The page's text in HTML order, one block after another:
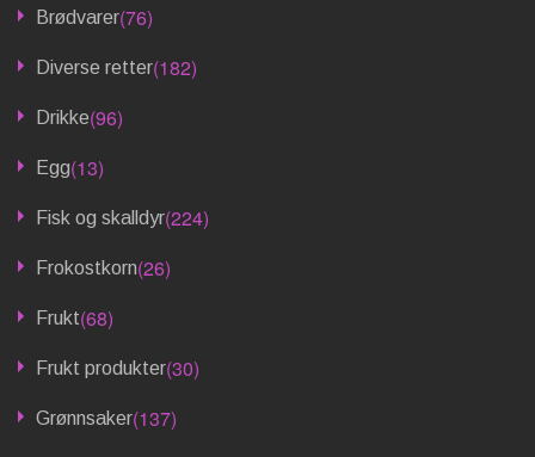
Brødvarer(76)
Diverse retter(182)
Drikke(96)
Egg(13)
Fisk og skalldyr(224)
Frokostkorn(26)
Frukt(68)
Frukt produkter(30)
Grønnsaker(137)